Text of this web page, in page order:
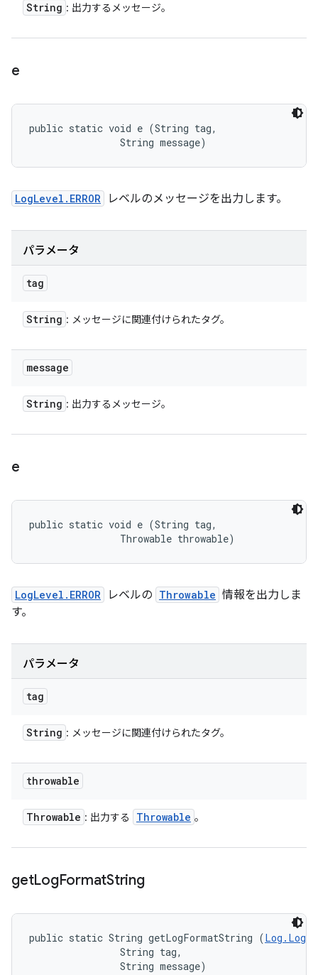
String : 出力するメッセージ。
e
public static void e (String tag,
                String message)
LogLevel.ERROR レベルのメッセージを出力します。
パラメータ
tag
String : メッセージに関連付けられたタグ。
message
String : 出力するメッセージ。
e
public static void e (String tag,
                Throwable throwable)
LogLevel.ERROR レベルの Throwable 情報を出力しま
す。
パラメータ
tag
String : メッセージに関連付けられたタグ。
throwable
Throwable : 出力する Throwable 。
getLogFormatString
public static String getLogFormatString (
                String tag,
                String message)